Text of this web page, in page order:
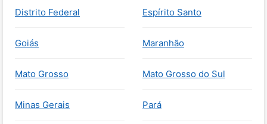
Distrito Federal Espírito Santo
Goiás Maranhão
Mato Grosso Mato Grosso do Sul
Minas Gerais Pará